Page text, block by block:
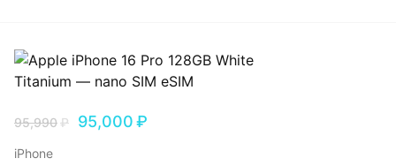
95,990₽ 95,000₽
iPhone